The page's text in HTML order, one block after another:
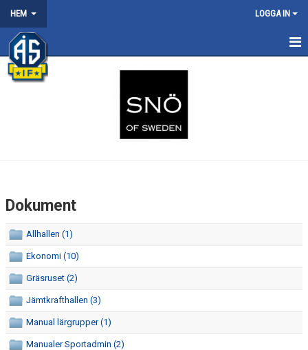
HEM LOGGA IN
HEM
NYHETER
VISSELBLÅSNING
BOKNINGAR OCH SCHEMA FÖR JÄMTKRAFTHALLEN
Dokument
Allhallen (1)
Ekonomi (10)
Gräsruset (2)
Jämtkrafthallen (3)
Manual lärgrupper (1)
Manualer Sportadmin (2)